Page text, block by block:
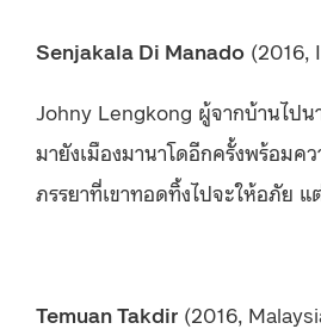
Senjakala Di Manado (2016,
Johny Lengkong ผู้จากบ้านไป
มายังเมืองมานาโดอีกครั้งพร้อมค
ภรรยาที่เขาทอดทิ้งไปจะให้อภัย แ
Temuan Takdir (2016,